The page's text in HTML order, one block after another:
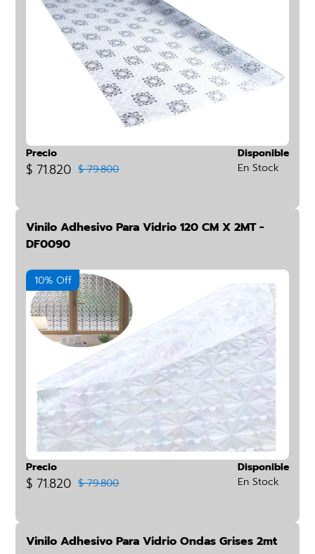
Precio
$ 71.820 $ 79.800
Disponible
En Stock
Vinilo Adhesivo Para Vidrio 120 CM X 2MT -
DF0090
10% Off
Precio
$ 71.820 $ 79.800
Disponible
En Stock
Vinilo Adhesivo Para Vidrio Ondas Grises 2mt